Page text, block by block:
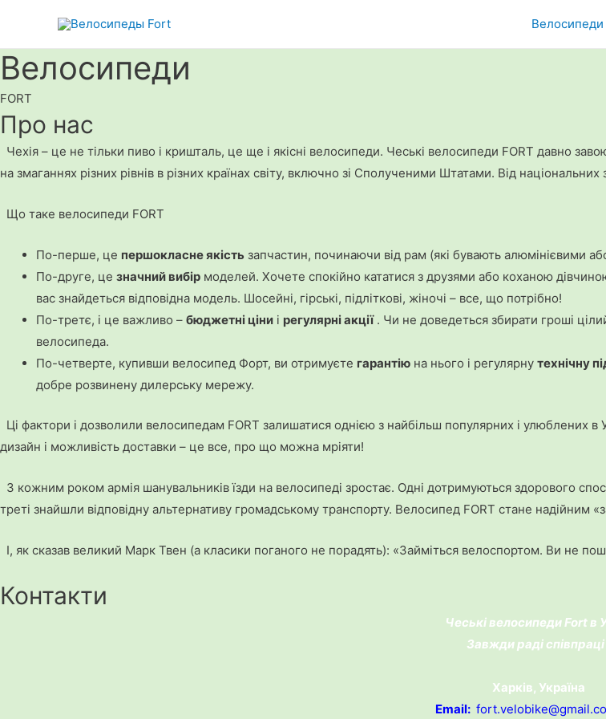
Велосипеди
Велосипеди
FORT
Про нас
Чехія – це не тільки пиво і кришталь, це ще і якісні велосипеди. Чеські велосипеди FORT давно
на змаганнях різних рівнів в різних країнах світу, включно зі Сполученими Штатами. Від
Що таке велосипеди FORT
По-перше, це першокласне якість запчастин, починаючи від рам (які бувають алюмінієвими
По-друге, це значний вибір моделей. Хочете спокійно кататися з друзями або коханою
вас знайдеться відповідна модель. Шосейні, гірські, підліткові, жіночі – все, що потрібно!
По-третє, і це важливо – бюджетні ціни і регулярні акції. Чи не доведеться збирати гроші
велосипеда.
По-четверте, купивши велосипед Форт, ви отримуєте гарантію на нього і регулярну технічну
добре розвинену дилерську мережу.
Ці фактори і дозволили велосипедам FORT залишатися однією з найбільш популярних і улюблених
дизайн і можливість доставки – це все, про що можна мріяти!
З кожним роком армія шанувальників їзди на велосипеді зростає. Одні дотримуються здорового
треті знайшли відповідну альтернативу громадському транспорту. Велосипед FORT стане надійним
І, як сказав великий Марк Твен (а класики поганого не порадять): «Займіться велоспортом. Ви не
Контакти
Чеські велосипеди Fort в
Завжди раді
Харків, Україна
Email: